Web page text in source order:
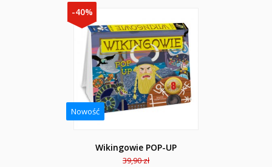
-40%
Nowość
Wikingowie POP-UP
39,90 zł